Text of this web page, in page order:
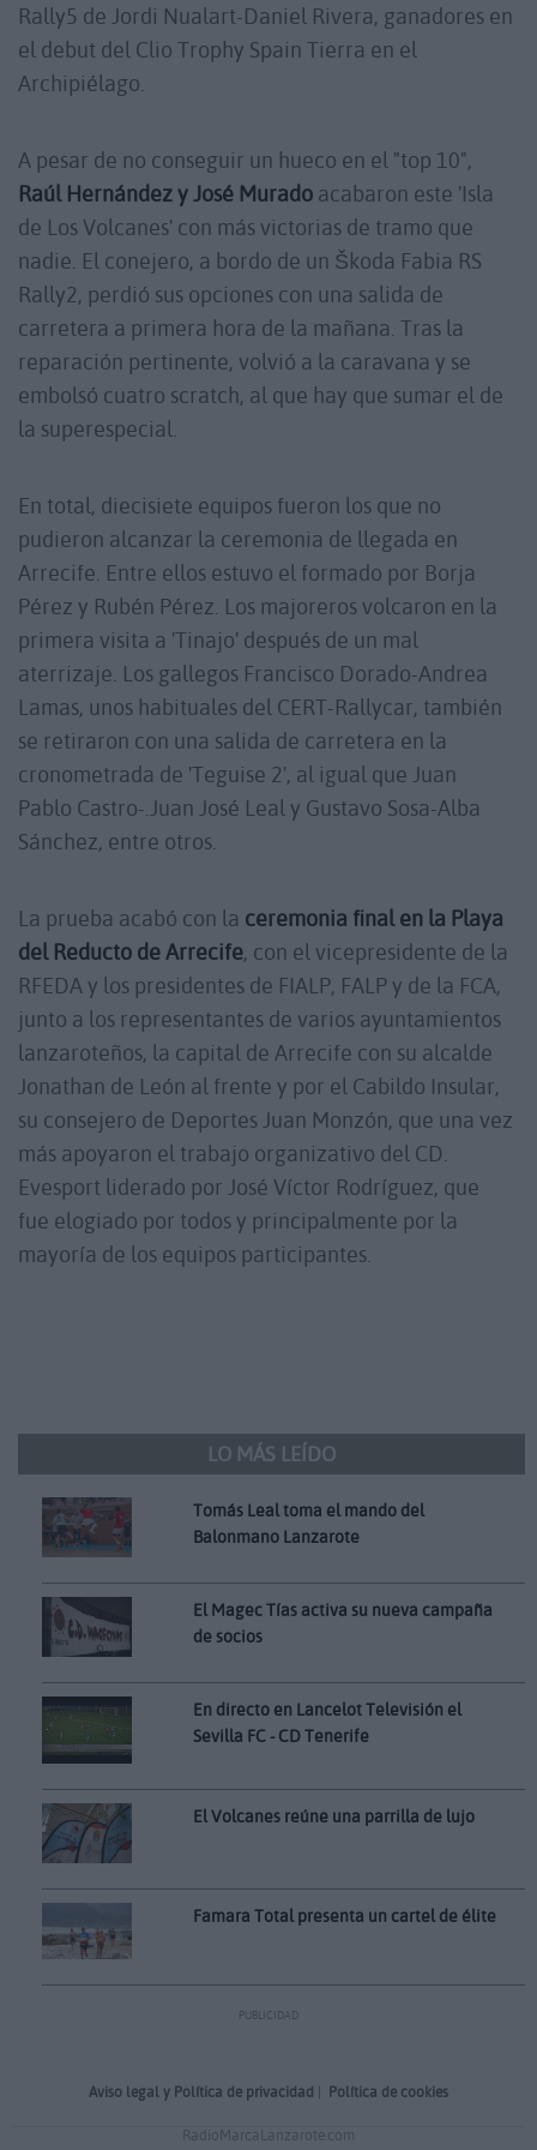
Rally5 de Jordi Nualart-Daniel Rivera, ganadores en
el debut del Clio Trophy Spain Tierra en el
Archipiélago.
A pesar de no conseguir un hueco en el "top 10",
Raúl Hernández y José Murado acabaron este 'Isla
de Los Volcanes' con más victorias de tramo que
nadie. El conejero, a bordo de un Škoda Fabia RS
Rally2, perdió sus opciones con una salida de
carretera a primera hora de la mañana. Tras la
reparación pertinente, volvió a la caravana y se
embolsó cuatro scratch, al que hay que sumar el de
la superespecial.
En total, diecisiete equipos fueron los que no
pudieron alcanzar la ceremonia de llegada en
Arrecife. Entre ellos estuvo el formado por Borja
Pérez y Rubén Pérez. Los majoreros volcaron en la
primera visita a 'Tinajo' después de un mal
aterrizaje. Los gallegos Francisco Dorado-Andrea
Lamas, unos habituales del CERT-Rallycar, también
se retiraron con una salida de carretera en la
cronometrada de 'Teguise 2', al igual que Juan
Pablo Castro-.Juan José Leal y Gustavo Sosa-Alba
Sánchez, entre otros.
La prueba acabó con la ceremonia final en la Playa
del Reducto de Arrecife, con el vicepresidente de la
RFEDA y los presidentes de FIALP, FALP y de la FCA,
junto a los representantes de varios ayuntamientos
lanzaroteños, la capital de Arrecife con su alcalde
Jonathan de León al frente y por el Cabildo Insular,
su consejero de Deportes Juan Monzón, que una vez
más apoyaron el trabajo organizativo del CD.
Evesport liderado por José Víctor Rodríguez, que
fue elogiado por todos y principalmente por la
mayoría de los equipos participantes.
LO MÁS LEÍDO
Tomás Leal toma el mando del
Balonmano Lanzarote
El Magec Tías activa su nueva campaña
de socios
En directo en Lancelot Televisión el
Sevilla FC - CD Tenerife
El Volcanes reúne una parrilla de lujo
Famara Total presenta un cartel de élite
PUBLICIDAD
Aviso legal y Política de privacidad | Política de cookies
RadioMarcaLanzarote.com